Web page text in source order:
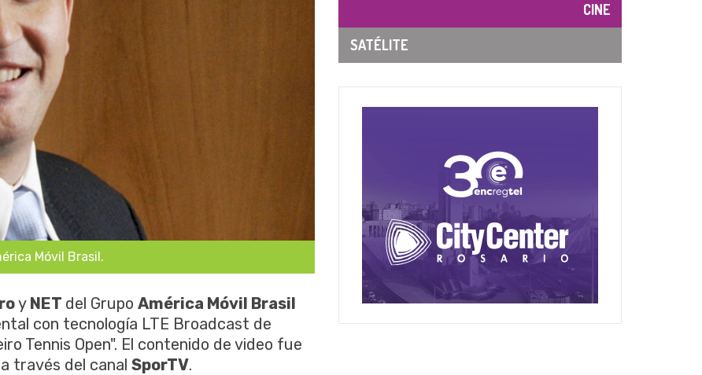
Móvil Brasil.
y NET del Grupo América Móvil Brasil
con tecnología LTE Broadcast de
Tennis Open". El contenido de video fue
través del canal SporTV.
CINE
SATÉLITE